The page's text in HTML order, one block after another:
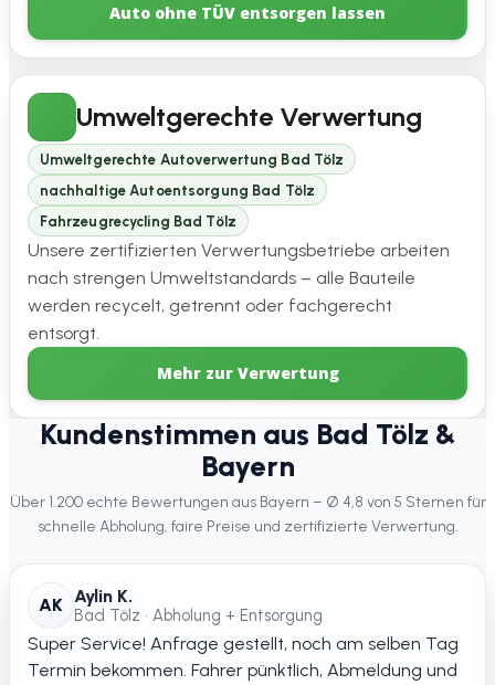
Auto ohne TÜV entsorgen lassen
Umweltgerechte Verwertung
Umweltgerechte Autoverwertung Bad Tölz
nachhaltige Autoentsorgung Bad Tölz
Fahrzeugrecycling Bad Tölz
Unsere zertifizierten Verwertungsbetriebe arbeiten
nach strengen Umweltstandards – alle Bauteile
werden recycelt, getrennt oder fachgerecht
entsorgt.
Mehr zur Verwertung
Kundenstimmen aus Bad Tölz &
Bayern
Über 1.200 echte Bewertungen aus Bayern – Ø 4,8 von 5 Sternen für
schnelle Abholung, faire Preise und zertifizierte Verwertung.
AK Aylin K.
Bad Tölz • Abholung + Entsorgung
Super Service! Anfrage gestellt, noch am selben Tag
Termin bekommen. Fahrer pünktlich, Abmeldung und